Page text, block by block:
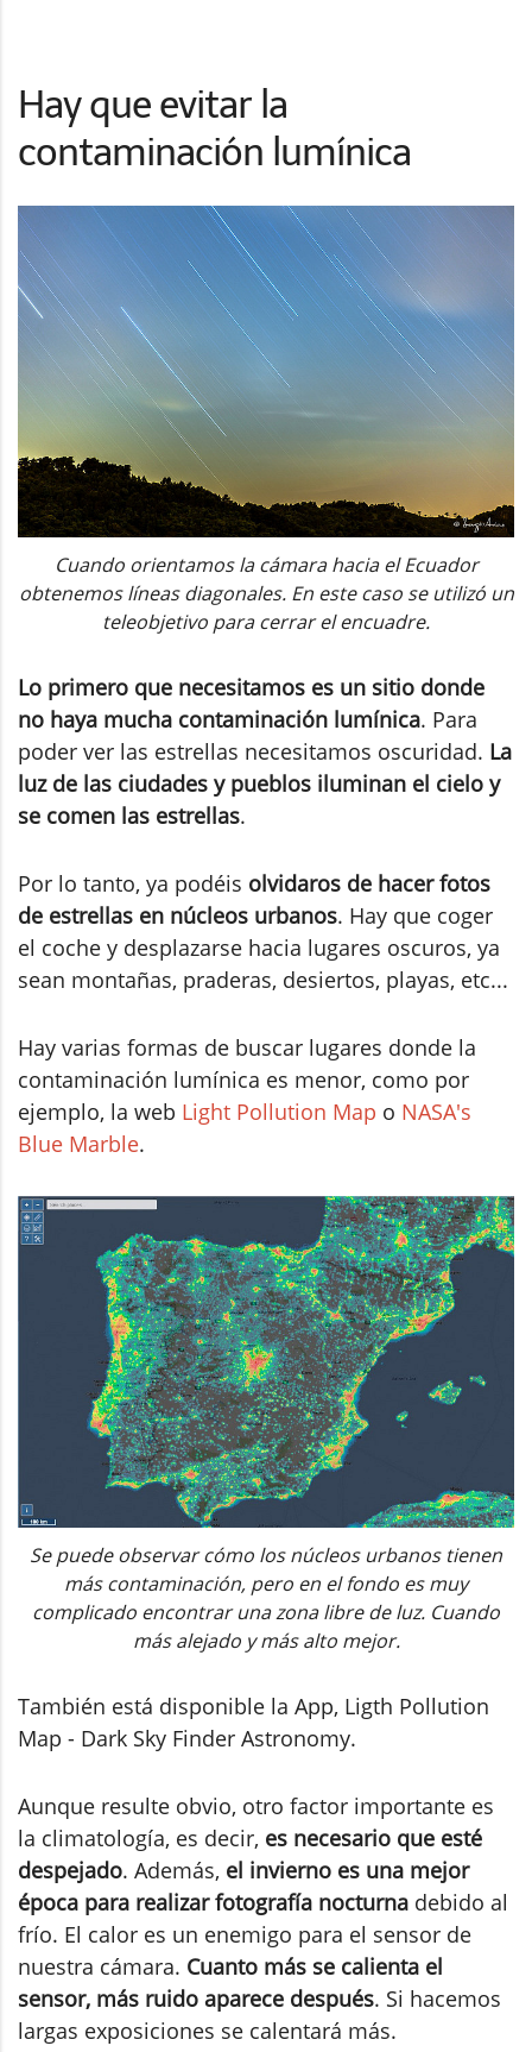
Hay que evitar la
contaminación lumínica
Cuando orientamos la cámara hacia el Ecuador
obtenemos líneas diagonales. En este caso se utilizó un
teleobjetivo para cerrar el encuadre.
Lo primero que necesitamos es un sitio donde
no haya mucha contaminación lumínica. Para
poder ver las estrellas necesitamos oscuridad. La
luz de las ciudades y pueblos iluminan el cielo y
se comen las estrellas.
Por lo tanto, ya podéis olvidaros de hacer fotos
de estrellas en núcleos urbanos. Hay que coger
el coche y desplazarse hacia lugares oscuros, ya
sean montañas, praderas, desiertos, playas, etc...
Hay varias formas de buscar lugares donde la
contaminación lumínica es menor, como por
ejemplo, la web Light Pollution Map o NASA's
Blue Marble.
Se puede observar cómo los núcleos urbanos tienen
más contaminación, pero en el fondo es muy
complicado encontrar una zona libre de luz. Cuando
más alejado y más alto mejor.
También está disponible la App, Ligth Pollution
Map - Dark Sky Finder Astronomy.
Aunque resulte obvio, otro factor importante es
la climatología, es decir, es necesario que esté
despejado. Además, el invierno es una mejor
época para realizar fotografía nocturna debido al
frío. El calor es un enemigo para el sensor de
nuestra cámara. Cuanto más se calienta el
sensor, más ruido aparece después. Si hacemos
largas exposiciones se calentará más.